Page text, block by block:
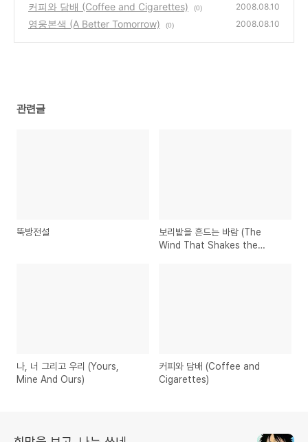
(0)
커피와 담배 (Coffee and Cigarettes) (0) 2008.08.10
영웅본색 (A Better Tomorrow) (0) 2008.08.10
관련글
뚝방전설
보리밭을 흔드는 바람 (The
Wind That Shakes the
나, 너 그리고 우리 (Yours,
Mine And Ours)
커피와 담배 (Coffee and
Cigarettes)